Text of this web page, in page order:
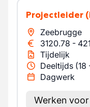
Projectleider
Zeebrugge
3120.78 -
Tijdelijk
Deeltijds (18
Dagwerk
Werken